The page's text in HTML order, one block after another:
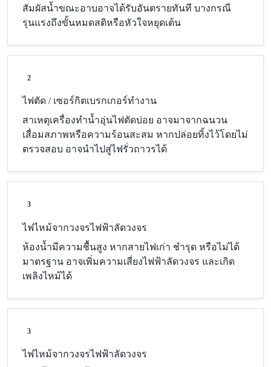
สัมผัสน้ำขณะอาบอาจได้รับอันตรายทันที บางกรณี
รุนแรงถึงขั้นหมดสติหรือหัวใจหยุดเต้น
2
ไฟตัด / เซอร์กิตเบรกเกอร์ทำงาน
สาเหตุเครื่องทำน้ำอุ่นไฟตัดบ่อย อาจมาจากฉนวน
เสื่อมสภาพหรือความร้อนสะสม หากปล่อยทิ้งไว้โดยไม่
ตรวจสอบ อาจนำไปสู่ไฟรั่วถาวรได้
3
ไฟไหม้จากวงจรไฟฟ้าลัดวงจร
ห้องน้ำมีความชื้นสูง หากสายไฟเก่า ชำรุด หรือไม่ได้
มาตรฐาน อาจเพิ่มความเสี่ยงไฟฟ้าลัดวงจร และเกิด
เพลิงไหม้ได้
3
ไฟไหม้จากวงจรไฟฟ้าลัดวงจร